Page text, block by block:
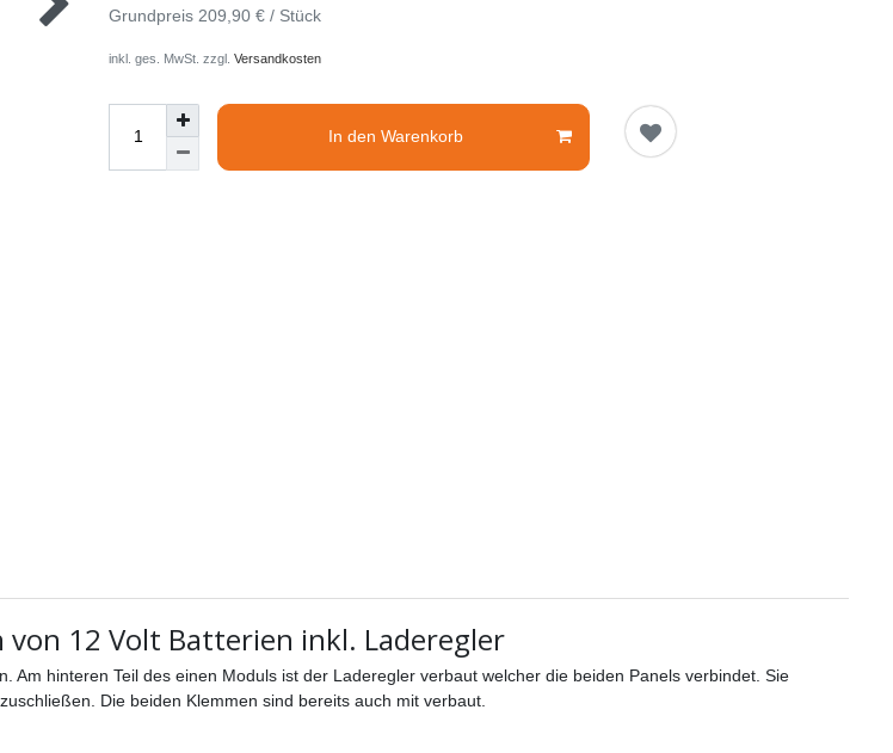
Grundpreis 209,90 € / Stück
inkl. ges. MwSt. zzgl. Versandkosten
In den Warenkorb
von 12 Volt Batterien inkl. Laderegler
hinteren Teil des einen Moduls ist der Laderegler verbaut welcher die beiden Panels verbindet. Sie
Die beiden Klemmen sind bereits auch mit verbaut.